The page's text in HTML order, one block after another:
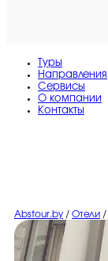
Туры
Направления
Сервисы
O компании
Контакты
Abstour.by / Отели /